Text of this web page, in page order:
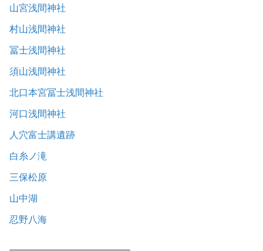
山宮浅間神社
村山浅間神社
冨士浅間神社
須山浅間神社
北口本宮冨士浅間神社
河口浅間神社
人穴富士講遺跡
白糸ノ滝
三保松原
山中湖
忍野八海